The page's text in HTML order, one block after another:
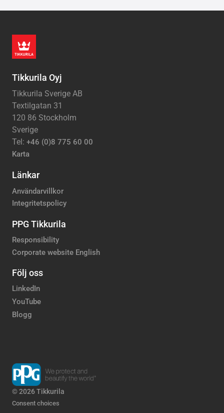
Tikkurila Oyj
Tikkurila Sverige AB
Textilgatan 31
120 86 Stockholm
Sverige
Tel: +46 (0)8 775 60 00
Karta
Länkar
Användarvillkor
Integritetspolicy
PPG Tikkurila
Responsibility
Corporate website English
Följ oss
LinkedIn
YouTube
Blogg
© 2026 Tikkurila
Consent choices